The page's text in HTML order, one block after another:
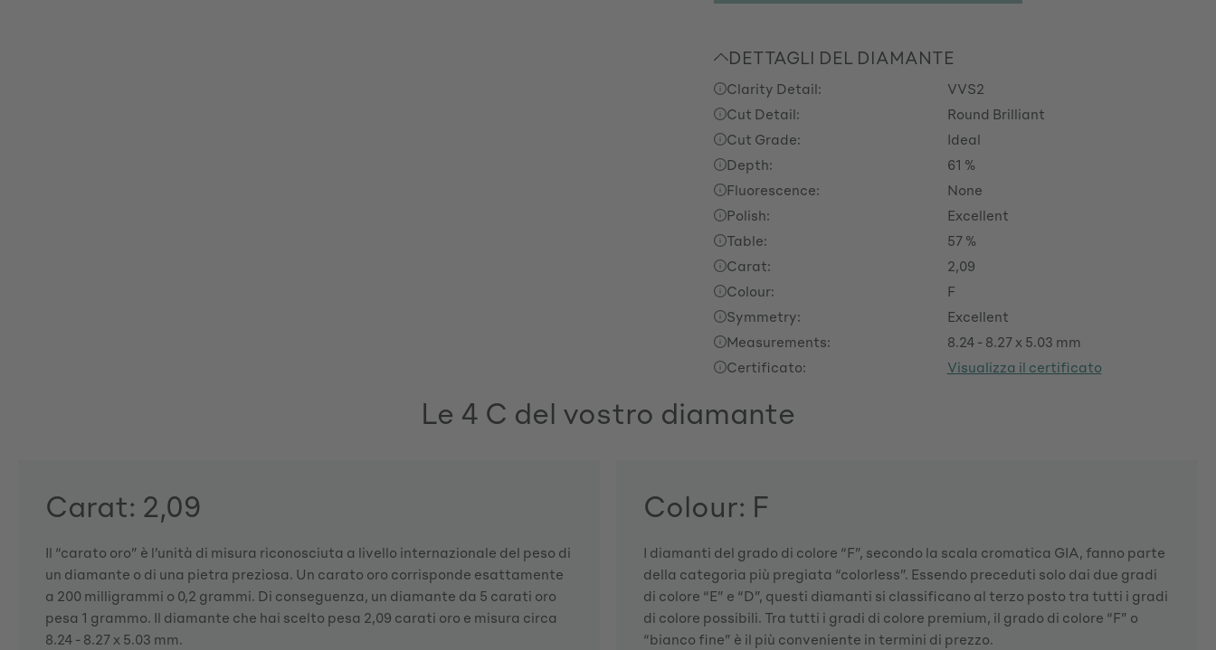
DETTAGLI DEL DIAMANTE
Clarity Detail:
VVS2
Cut Detail:
Round Brilliant
Cut Grade:
Ideal
Depth:
61 %
Fluorescence:
None
Polish:
Excellent
Table:
57 %
Carat:
2,09
Colour:
F
Symmetry:
Excellent
Measurements:
8.24 - 8.27 x 5.03 mm
Certificato:
Visualizza il certificato
Le 4 C del vostro diamante
Carat: 2,09
Il “carato oro” è l’unità di misura riconosciuta a livello internazionale del peso di
un diamante o di una pietra preziosa. Un carato oro corrisponde esattamente
a 200 milligrammi o 0,2 grammi. Di conseguenza, un diamante da 5 carati oro
pesa 1 grammo. Il diamante che hai scelto pesa 2,09 carati oro e misura circa
8.24 - 8.27 x 5.03 mm.
Colour: F
I diamanti del grado di colore “F”, secondo la scala cromatica GIA, fanno parte
della categoria più pregiata “colorless”. Essendo preceduti solo dai due gradi
di colore “E” e “D”, questi diamanti si classificano al terzo posto tra tutti i gradi
di colore possibili. Tra tutti i gradi di colore premium, il grado di colore “F” o
“bianco fine” è il più conveniente in termini di prezzo.